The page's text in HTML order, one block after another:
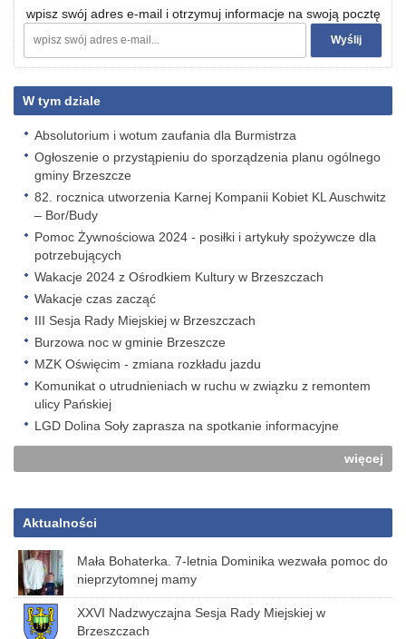
wpisz swój adres e-mail i otrzymuj informacje na swoją pocztę
W tym dziale
Absolutorium i wotum zaufania dla Burmistrza
Ogłoszenie o przystąpieniu do sporządzenia planu ogólnego
gminy Brzeszcze
82. rocznica utworzenia Karnej Kompanii Kobiet KL Auschwitz
– Bor/Budy
Pomoc Żywnościowa 2024 - posiłki i artykuły spożywcze dla
potrzebujących
Wakacje 2024 z Ośrodkiem Kultury w Brzeszczach
Wakacje czas zacząć
III Sesja Rady Miejskiej w Brzeszczach
Burzowa noc w gminie Brzeszcze
MZK Oświęcim - zmiana rozkładu jazdu
Komunikat o utrudnieniach w ruchu w związku z remontem
ulicy Pańskiej
LGD Dolina Soły zaprasza na spotkanie informacyjne
więcej
Aktualności
Mała Bohaterka. 7-letnia Dominika wezwała pomoc do
nieprzytomnej mamy
XXVI Nadzwyczajna Sesja Rady Miejskiej w
Brzeszczach